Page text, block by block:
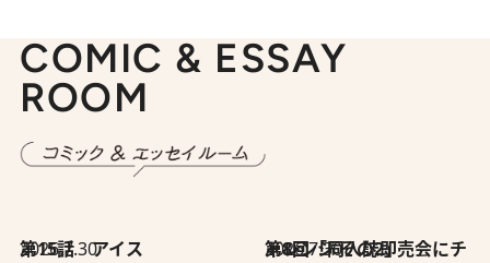
COMIC & ESSAY
ROOM
2026.7.30
第15話 アイス 2026.7.30
第8回「同人誌即売会にチャレンジ その2」